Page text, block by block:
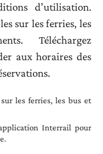
d’utilisation.
sur les ferries, les
Téléchargez
aux horaires des
les ferries, les bus et
Interrail pour